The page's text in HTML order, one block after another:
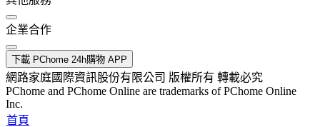
企業合作
下載 PChome 24h購物 APP
網路家庭國際資訊股份有限公司 版權所有 轉載必究
PChome and PChome Online are trademarks of PChome Online
Inc.
首頁